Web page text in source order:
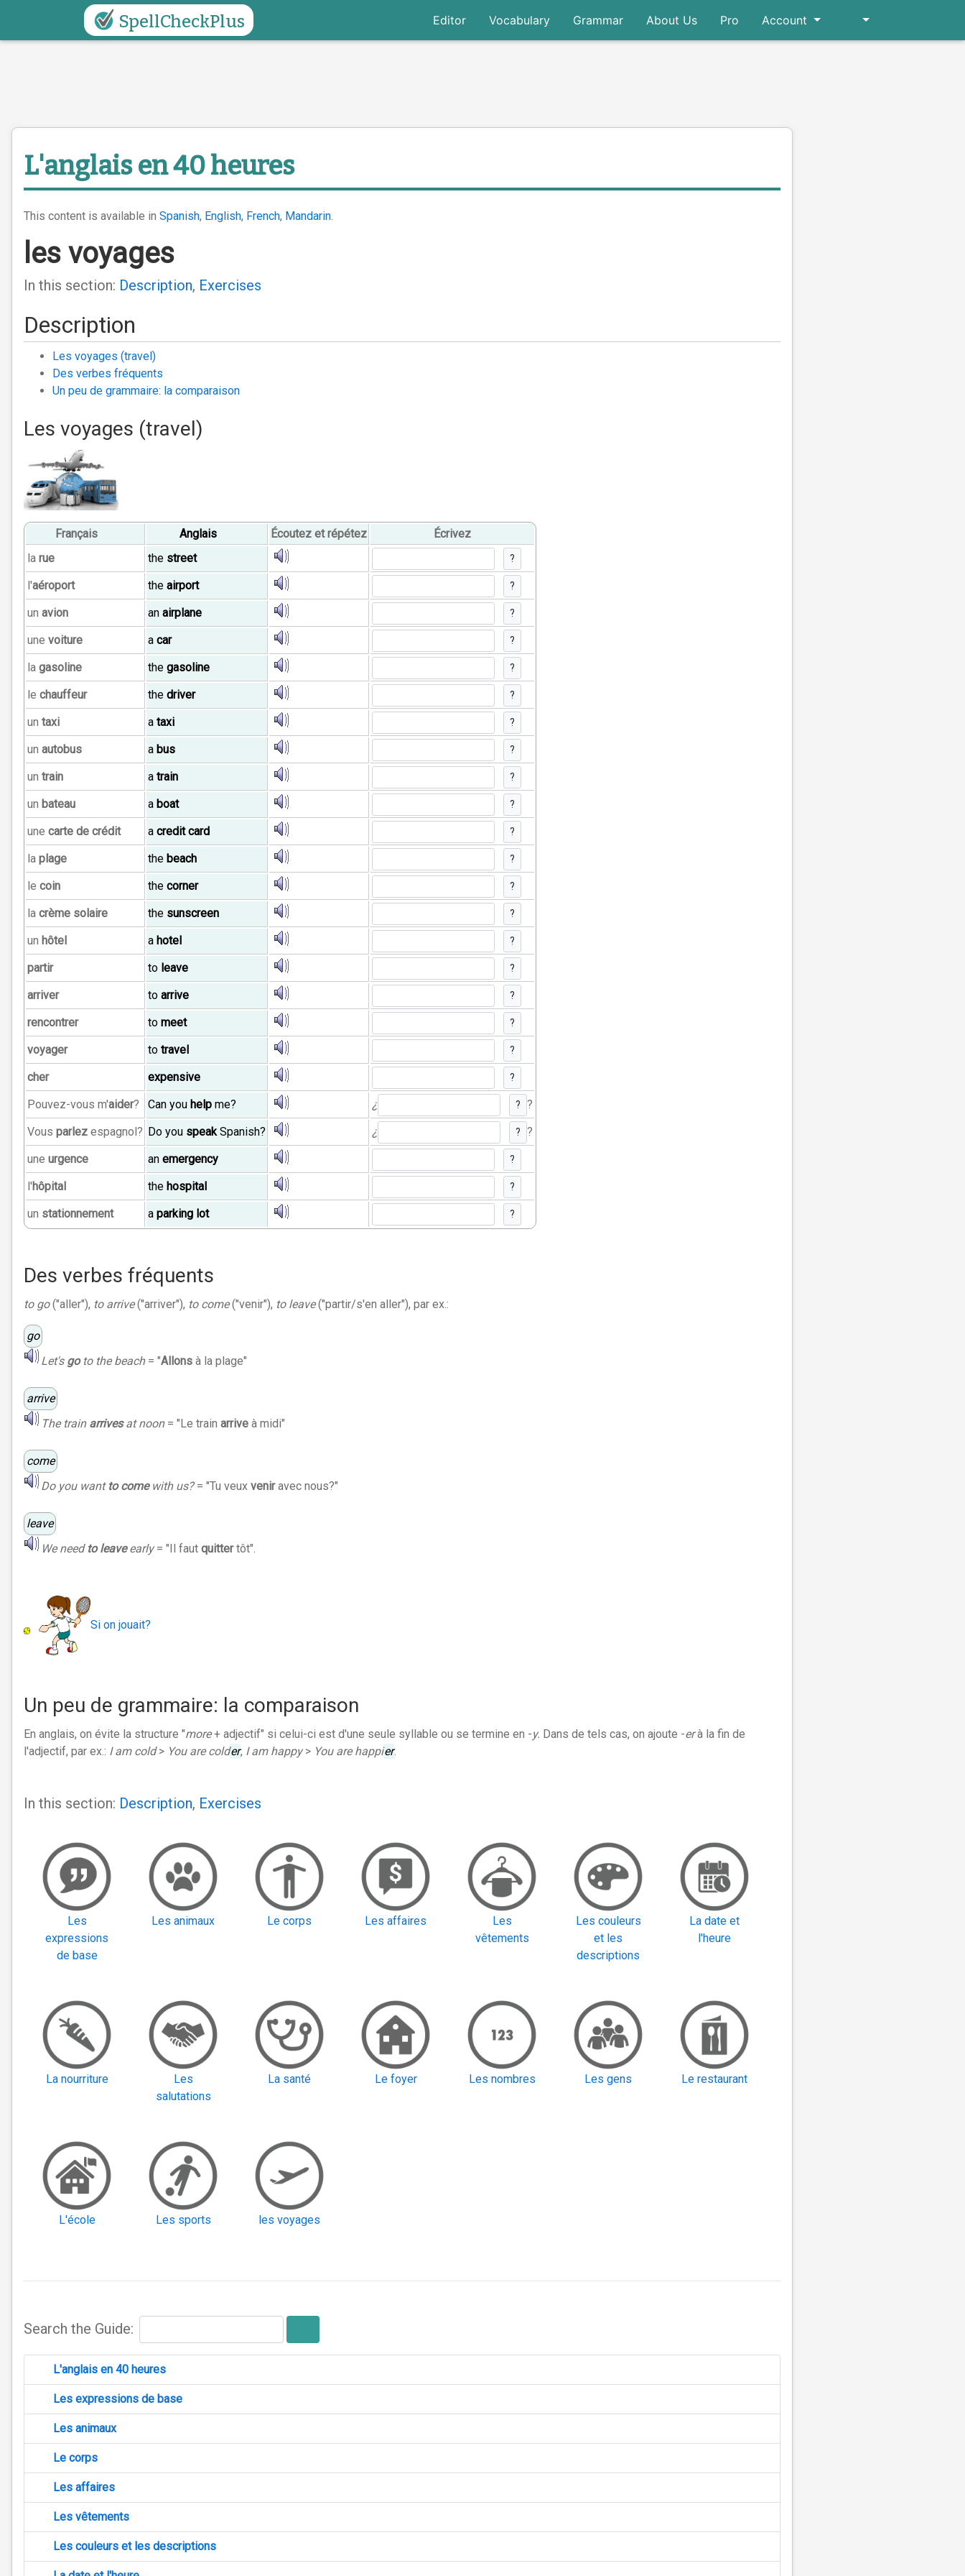
SpellCheckPlus Editor Vocabulary Grammar About Us Pro Account
L'anglais en 40 heures
This content is available in Spanish, English, French, Mandarin.
les voyages
In this section: Description, Exercises
Description
Les voyages (travel)
Des verbes fréquents
Un peu de grammaire: la comparaison
Les voyages (travel)
Français Anglais Écoutez et répétez
Écrivez
la rue the street ?
l'aéroport the airport ?
un avion an airplane ?
une voiture a car ?
la gasoline the gasoline ?
le chauffeur the driver ?
un taxi a taxi ?
un autobus a bus ?
un train a train ?
un bateau a boat ?
une carte de crédit a credit card ?
la plage the beach ?
le coin the corner ?
la crème solaire the sunscreen ?
un hôtel a hotel ?
partir to leave ?
arriver to arrive ?
rencontrer to meet ?
voyager to travel ?
cher expensive ?
Pouvez-vous m'aider? Can you help me? ¿ ? ?
Vous parlez espagnol? Do you speakSpanish? ¿ ? ?
une urgence an emergency ?
l'hôpital the hospital ?
un stationnement a parking lot ?
Des verbes fréquents
to go("aller"), to arrive("arriver"), to come("venir"), to leave("partir/s'en aller"), par ex.:
go
Let's goto the beach= "Allons à la plage"
arrive
The train arrivesat noon= "Le train arrive à midi"
come
Do you want to comewith us?= "Tu veux veniravec nous?"
leave
We need to leaveearly= "Il faut quittertôt".
Si on jouait?
Un peu de grammaire: la comparaison
En anglais, on évite la structure "more+ adjectif" si celui-ci est d'une seule syllable ou se termine en -y. Dans de tels cas, on ajoute -erà la fin de
l'adjectif, par ex.: I am cold> You are colder, I am happy> You are happier.
In this section: Description, Exercises
Les
expressions
de base
Les animaux Le corps Les affaires
Les
vêtements
Les couleurs
et les
descriptions
La date et
l'heure
La nourriture
Les
salutations
La santé Le foyer Les nombres Les gens Le restaurant
L'école Les sports les voyages
Search the Guide:
L'anglais en 40 heures
Les expressions de base
Les animaux
Le corps
Les affaires
Les vêtements
Les couleurs et les descriptions